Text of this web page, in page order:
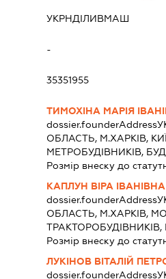
УКРНДІЛИВМАШ
-
35351955
ТИМОХІНА МАРІЯ
dossier.founderAddress
ОБЛАСТЬ, М.ХАРКІВ,
МЕТРОБУДІВНИКІВ,
Розмір внеску до
КАПЛУН ВІРА ІВАНІВНА
dossier.founderAddress
ОБЛАСТЬ, М.ХАРКІВ,
ТРАКТОРОБУДІВНИКІВ,
Розмір внеску до
ЛУКІНОВ ВІТАЛІЙ
dossier.founderAddress